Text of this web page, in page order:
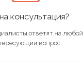
консультация?
ответят на любой
вопрос